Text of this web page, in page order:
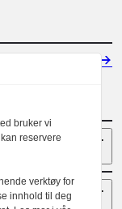
bruker vi
reservere
verktøy for
innhold til deg